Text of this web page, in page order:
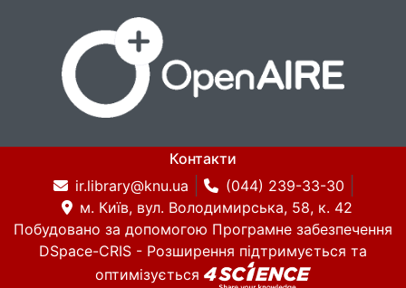
Контакти
ir.library@knu.ua
(044) 239-33-30
м. Київ, вул. Володимирська, 58, к. 42
Побудовано за допомогою Програмне забезпечення
DSpace-CRIS - Розширення підтримується та
оптимізується